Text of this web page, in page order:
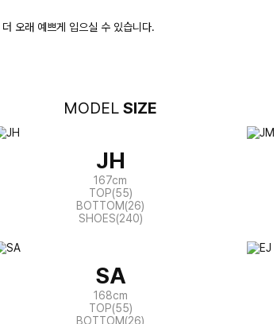
오래 예쁘게 입으실 수 있습니다.
MODEL SIZE
JH
167cm
TOP(55)
BOTTOM(26)
SHOES(240)
SA
168cm
TOP(55)
BOTTOM(26)